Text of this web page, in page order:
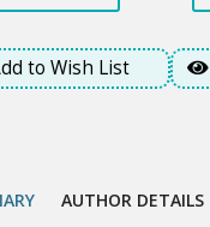
to Wish List
AUTHOR DETAILS